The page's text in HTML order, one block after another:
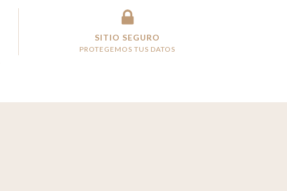
SITIO SEGURO
PROTEGEMOS TUS DATOS